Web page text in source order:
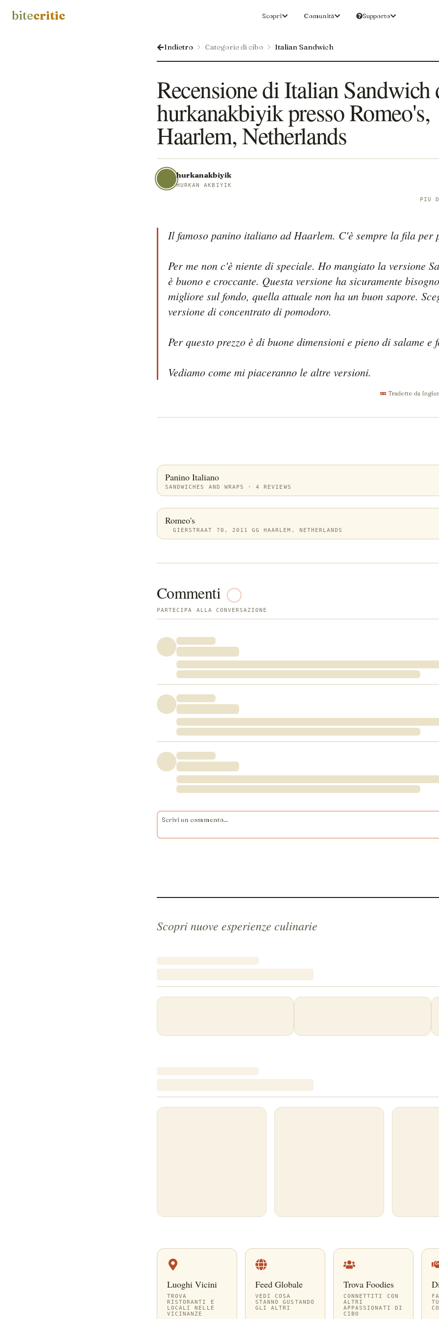
bitecritic Scopri Comunità Supporto
Indietro Categorie di cibo Italian Sandwich
Recensione di Italian Sandwich
hurkanakbiyik presso Romeo's,
Haarlem, Netherlands
hurkanakbiyik
HURKAN AKBIYIK
PIÙ
Il famoso panino italiano ad Haarlem. C'è sempre la fila per
Per me non c'è niente di speciale. Ho mangiato la versione
è buono e croccante. Questa versione ha sicuramente
migliore sul fondo, quella attuale non ha un buon sapore.
versione di concentrato di pomodoro.
Per questo prezzo è di buone dimensioni e pieno di salame e
Vediamo come mi piaceranno le altre versioni.
Tradotto da
Panino Italiano
SANDWICHES AND WRAPS · 4 REVIEWS
Romeo's
GIERSTRAAT 70, 2011 GG HAARLEM, NETHERLANDS
Commenti
PARTECIPA ALLA CONVERSAZIONE
Scopri nuove esperienze culinarie
Luoghi Vicini
TROVA
RISTORANTI E
LOCALI NELLE
VICINANZE
Feed Globale
VEDI COSA
STANNO GUSTANDO
GLI ALTRI
Trova Foodies
CONNETTITI CON
ALTRI
APPASSIONATI DI
CIBO